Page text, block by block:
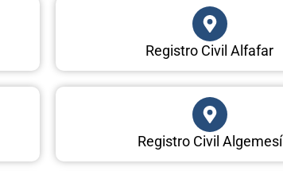
Registro Civil Alfafar
Registro Civil Algemesí